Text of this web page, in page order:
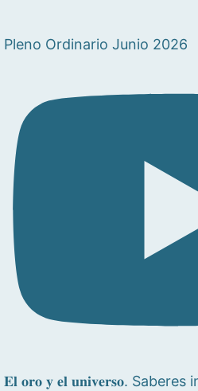
Pleno Ordinario Junio 2026
𝐄𝐥 𝐨𝐫𝐨 𝐲 𝐞𝐥 𝐮𝐧𝐢𝐯𝐞𝐫𝐬𝐨.